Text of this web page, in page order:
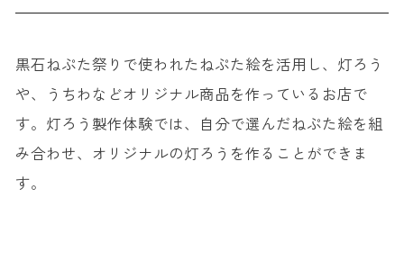
黒石ねぷた祭りで使われたねぷた絵を活用し、灯ろう
や、うちわなどオリジナル商品を作っているお店で
す。灯ろう製作体験では、自分で選んだねぷた絵を組
み合わせ、オリジナルの灯ろうを作ることができま
す。